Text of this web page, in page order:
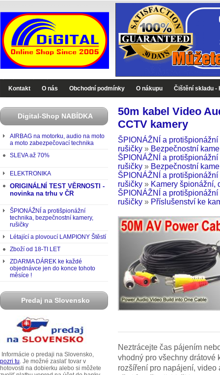
Kontakt O nás Obchodní podmínky O nákupu Čištění skladu -
Digital-Shop NABÍDKA
AIRBAG na motorku, audio na moto
a moto zabezpečovací technika
SLEVA až 70%
ELEKTRONIKA
ORIGINÁLNÍ TEST VĚRNOSTI -
novinka na trhu v ČR
ŠPIONÁŽNÍ a protišpionážní
technika, bezpečnostní kamery,
rušičky
Létající a plovoucí LAMPIONY Štěstí
Zboží od 18-TI LET
ZDARMA DÁREK ke každé
objednávce jen do konce tohoto
měsíce !
Predaj na Slovensko
Informácie o predaji na Slovensko,
pozri tu. Je možné zaslať tovar v
hotovosti na dobierku alebo si môžete
50m kabel Video
CCTV kamery
ŠPIONÁŽNÍ a
rušičky » Bezpečnostní
ŠPIONÁŽNÍ a
rušičky » Bezpečnostní
ŠPIONÁŽNÍ a
rušičky » Kamery špionážní,
ŠPIONÁŽNÍ a
rušičky » Příslušenství ke
Neztrácejte čas pájením
vhodný pro všechny drátové
rozšíření pro napájení,